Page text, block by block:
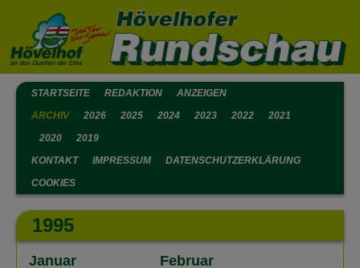
STARTSEITE REDAKTION
ANZEIGEN
ARCHIV
2026 2025 2024 2023 2022
2021
2020
2019
KONTAKT
IMPRESSUM
DATENSCHUTZERKLÄRUNG
COOKIES
1995
Januar Februar